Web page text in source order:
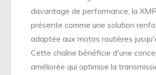
davantage de performance, la
présente comme une solution
adaptée aux motos routières
Cette chaîne bénéficie d'une
améliorée qui optimise la